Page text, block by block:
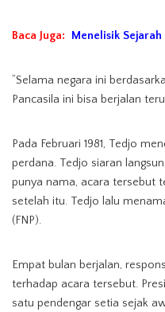
Baca Juga: Menelisik
“Selama negara ini
Pancasila ini bisa berjalan
Pada Februari 1981, Tedjo
perdana. Tedjo siaran
punya nama, acara tersebut
setelah itu. Tedjo lalu
(FNP).
Empat bulan berjalan,
terhadap acara tersebut.
satu pendengar setia sejak